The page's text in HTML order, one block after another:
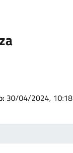
30/04/2024, 10:18